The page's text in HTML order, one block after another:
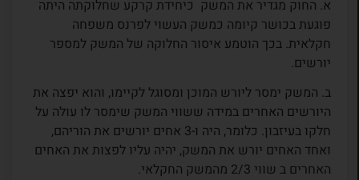
א. החוק מגדיר את המשק כיחידת קרקע שחלוקתה היתה
פוגעת בכושר קיומה כמשק העשוי לפרנס משפחה
חקלאית. בכך הוטמע איסור החלוקה של המשק למספר
יורשים.
ב. המשק ימסר ליורש המוכן ומסוגל לקיימו, והוא יפצה את
היורשים האחרים במידה ששווי המשק שימסר לו עולה על
חלקו בעיזבון. כלומר, היה ו-3 אחים יורשים את הוריהם,
ואחד האחים יורש את המשק, יהיה עליו לפצות את האחים
האחרים ב שווי 2/3 מהמשק החקלאי.